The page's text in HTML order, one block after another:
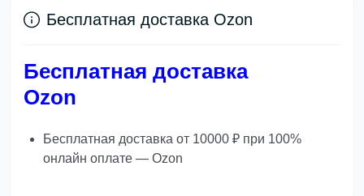
Бесплатная доставка Ozon
Бесплатная доставка
Ozon
Бесплатная доставка от 10000 ₽ при 100%
онлайн оплате — Ozon